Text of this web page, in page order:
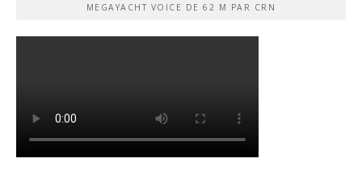
MEGAYACHT VOICE DE 62 M PAR CRN